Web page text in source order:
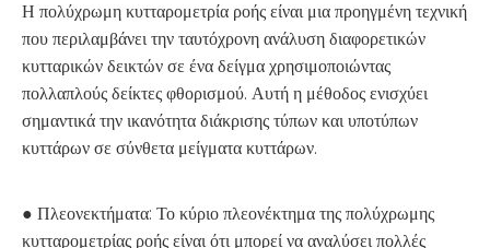
Η πολύχρωμη κυτταρομετρία ροής είναι μια προηγμένη τεχνική
που περιλαμβάνει την ταυτόχρονη ανάλυση διαφορετικών
κυτταρικών δεικτών σε ένα δείγμα χρησιμοποιώντας
πολλαπλούς δείκτες φθορισμού. Αυτή η μέθοδος ενισχύει
σημαντικά την ικανότητα διάκρισης τύπων και υποτύπων
κυττάρων σε σύνθετα μείγματα κυττάρων.
● Πλεονεκτήματα: Το κύριο πλεονέκτημα της πολύχρωμης
κυτταρομετρίας ροής είναι ότι μπορεί να αναλύσει πολλές